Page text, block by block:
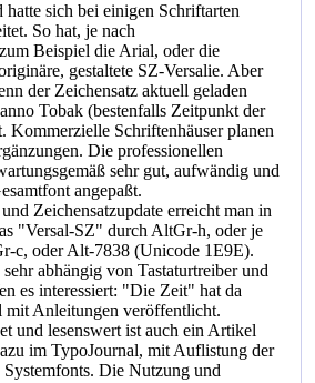
hatte sich bei einigen Schriftarten
So hat, je nach
Beispiel die Arial, oder die
gestaltete SZ-Versalie. Aber
der Zeichensatz aktuell geladen
Tobak (bestenfalls Zeitpunkt der
Kommerzielle Schriftenhäuser planen
Die professionellen
sehr gut, aufwändig und
angepaßt.
Zeichensatzupdate erreicht man in
"Versal-SZ" durch AltGr-h, oder je
c, oder Alt-7838 (Unicode 1E9E).
abhängig von Tastaturtreiber und
es interessiert: "Die Zeit" hat da
mit Anleitungen veröffentlicht.
und lesenswert ist auch ein Artikel
im TypoJournal, mit Auflistung der
Systemfonts. Die Nutzung und